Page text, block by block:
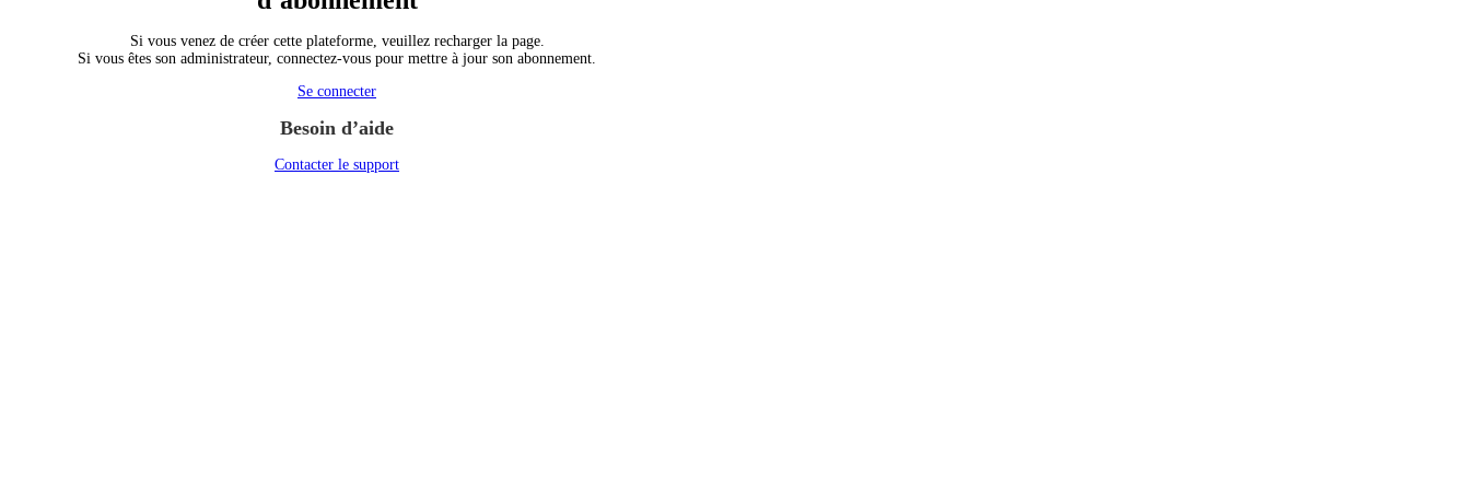
Si vous venez de créer cette plateforme, veuillez recharger la page.
Si vous êtes son administrateur, connectez-vous pour mettre à jour son abonnement.
Se connecter
Besoin d’aide
Contacter le support